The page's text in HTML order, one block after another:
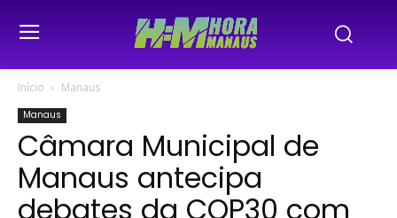
Início Manaus
Manaus
Câmara Municipal de
Manaus antecipa
debates da COP30 com